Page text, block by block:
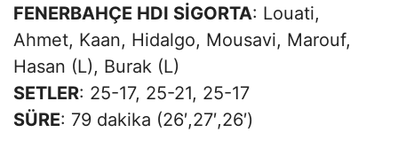
FENERBAHÇE HDI SİGORTA: Louati,
Ahmet, Kaan, Hidalgo, Mousavi, Marouf,
Hasan (L), Burak (L)
SETLER: 25-17, 25-21, 25-17
SÜRE: 79 dakika (26′,27′,26′)